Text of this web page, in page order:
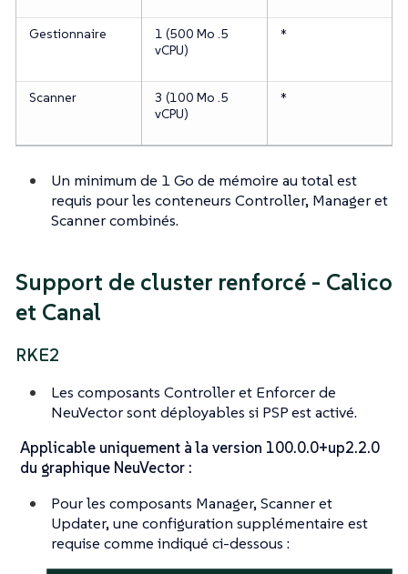
Gestionnaire
1 (500 Mo .5
vCPU)
*
Scanner
3 (100 Mo .5
vCPU)
*
Un minimum de 1 Go de mémoire au total est
requis pour les conteneurs Controller, Manager et
Scanner combinés.
Support de cluster renforcé - Calico
et Canal
RKE2
Les composants Controller et Enforcer de
NeuVector sont déployables si PSP est activé.
Applicable uniquement à la version 100.0.0+up2.2.0
du graphique NeuVector :
Pour les composants Manager, Scanner et
Updater, une configuration supplémentaire est
requise comme indiqué ci-dessous :